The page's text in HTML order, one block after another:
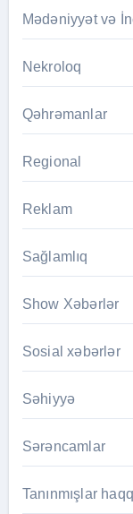
Mədəniyyət və
Nekroloq
Qəhrəmanlar
Regional
Reklam
Sağlamlıq
Show Xəbərlər
Sosial xəbərlər
Səhiyyə
Sərəncamlar
Tanınmışlar